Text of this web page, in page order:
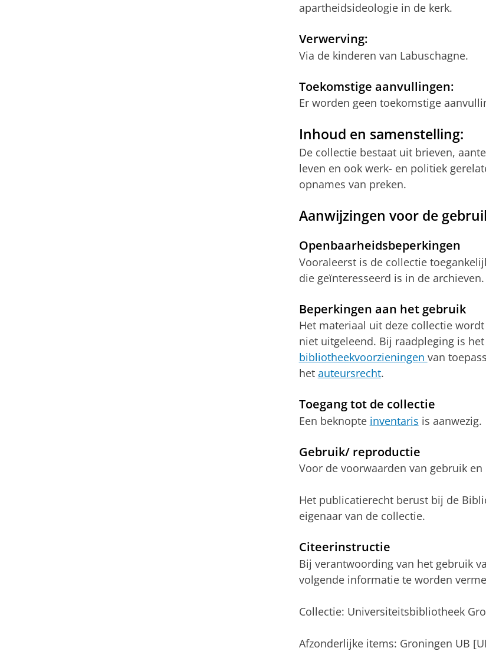
apartheidsideologie in de kerk.
Verwerving:
Via de kinderen van Labuschagne.
Toekomstige aanvullingen:
Er worden geen toekomstige
Inhoud en samenstelling:
De collectie bestaat uit brieven,
leven en ook werk- en politiek
opnames van preken.
Aanwijzingen voor de
Openbaarheidsbeperkingen
Vooraleerst is de collectie
die geïnteresseerd is in de archieven.
Beperkingen aan het gebruik
Het materiaal uit deze collectie
niet uitgeleend. Bij raadpleging is het
bibliotheekvoorzieningen van
het auteursrecht.
Toegang tot de collectie
Een beknopte inventaris is aanwezig.
Gebruik/ reproductie
Voor de voorwaarden van gebruik
Het publicatierecht berust bij de
eigenaar van de collectie.
Citeerinstructie
Bij verantwoording van het gebruik
volgende informatie te worden
Collectie: Universiteitsbibliotheek
Afzonderlijke items: Groningen UB